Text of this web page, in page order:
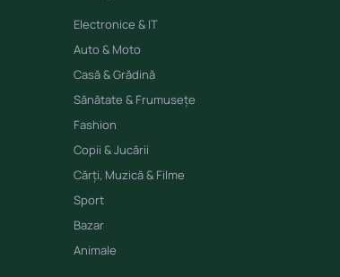
Electronice & IT
Auto & Moto
Casă & Grădină
Sănătate & Frumusețe
Fashion
Copii & Jucării
Cărți, Muzică & Filme
Sport
Bazar
Animale